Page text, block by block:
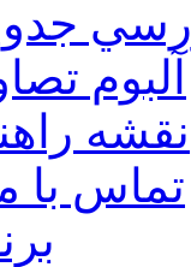
آلبوم
نقشه
تماس با